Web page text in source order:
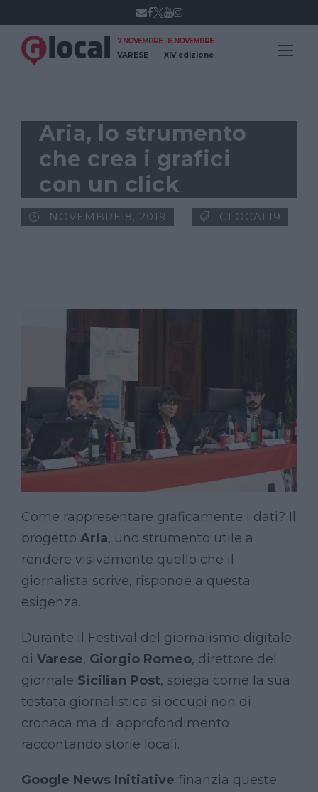
7 NOVEMBRE - 15 NOVEMBRE
VARESE
XIV edizione
Aria, lo strumento
che crea i grafici
con un click
NOVEMBRE 8, 2019 GLOCAL19
Come rappresentare graficamente i dati? Il
progetto Aria, uno strumento utile a
rendere visivamente quello che il
giornalista scrive, risponde a questa
esigenza.
Durante il Festival del giornalismo digitale
di Varese, Giorgio Romeo, direttore del
giornale Sicilian Post, spiega come la sua
testata giornalistica si occupi non di
cronaca ma di approfondimento
raccontando storie locali.
Google News Initiative finanzia queste